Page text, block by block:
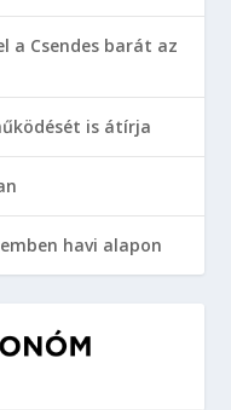
a Csendes barát az
is átírja
havi alapon